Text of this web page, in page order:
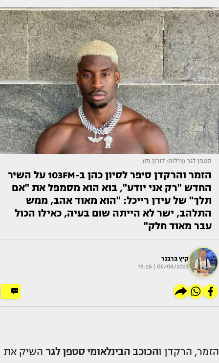
סטפן לגר (צילום: דורון פז)
הזמר והרקדן סיפר לסיון כהן ב-103FM על השיר
החדש "רק אני יודע", בוא הוא מסמפל את "אם
תלך" של עידן רייכל: "הוא מאוד אהב, ממש
התלהב, ישר לא הייתה שום בעיה, כאילו הכול
עבר מאוד חלק"
קיץ ברבנר
06/08/2023 | 19:26
הזמר, הרקדן והכוכב הבינלאומיסטפן לגר השיק את